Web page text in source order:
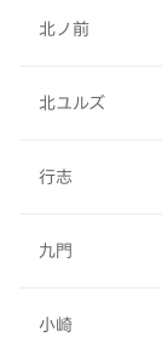
北ノ前
北ユルズ
行志
九門
小崎